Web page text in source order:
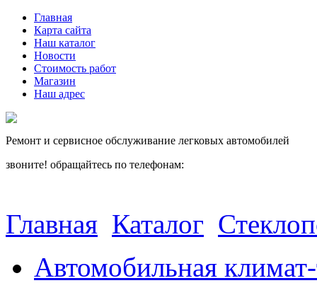
Главная
Карта сайта
Наш каталог
Новости
Стоимость работ
Магазин
Наш адрес
Ремонт и сервисное обслуживание легковых автомобилей
звоните! обращайтесь по телефонам:
Главная Каталог
Автомобильная